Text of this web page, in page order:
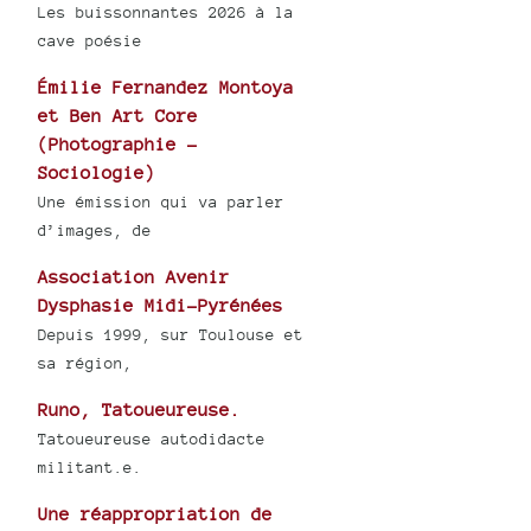
Les buissonnantes 2026 à la
cave poésie
Émilie Fernandez Montoya
et Ben Art Core
(Photographie -
Sociologie)
Une émission qui va parler
d’images, de
Association Avenir
Dysphasie Midi-Pyrénées
Depuis 1999, sur Toulouse et
sa région,
Runo, Tatoueureuse.
Tatoueureuse autodidacte
militant.e.
Une réappropriation de